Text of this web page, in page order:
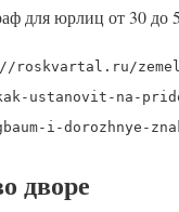
для юрлиц от 30 до
roskvartal.ru/
ustanovit-na-
i-dorozhnye-
дворе